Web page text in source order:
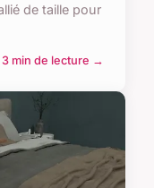
de taille pour
3 min de lecture →